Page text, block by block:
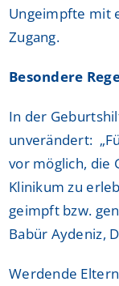
Ungeimpfte mit
Zugang.
Besondere
In der
unverändert:
vor möglich, die
Klinikum zu
geimpft bzw.
Babür Aydeniz,
Werdende